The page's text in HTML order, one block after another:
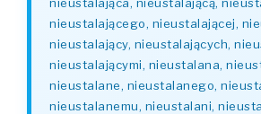
nieustalającego, nieustalającej,
nieustalający, nieustalających,
nieustalającymi, nieustalana,
nieustalane, nieustalanego,
nieustalanemu, nieustalani,